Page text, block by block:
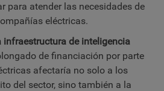
para atender las necesidades de
eléctricas.
infraestructura de inteligencia
de financiación por parte
afectaría no solo a los
del sector, sino también a la